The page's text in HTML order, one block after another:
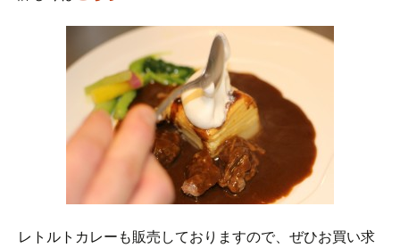
レトルトカレーも販売しておりますので、ぜひお買い求